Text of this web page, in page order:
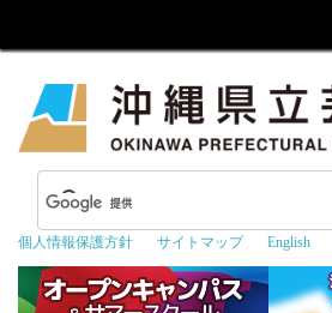
個人情報保護方針 サイトマップ English